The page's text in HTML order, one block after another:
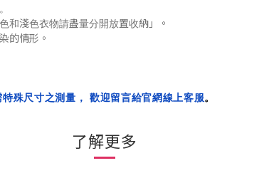
和淺色衣物請盡量分開放置收納 」 。
的情形 。
殊尺寸之測量， 歡迎留言給官網線上客服。
了解更多